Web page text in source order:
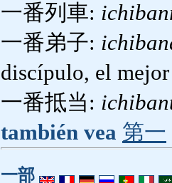
一番列車:
一番弟子:
discípulo, el
一番抵当:
también vea 第一
一部